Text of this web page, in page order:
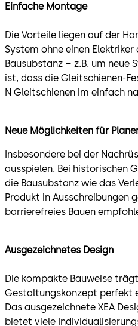
Einfache Montage
Die Vorteile liegen auf der
System ohne einen
Bausubstanz – z.B. um
ist, dass die Gleitschienen-
N Gleitschienen im einfach
Neue Möglichkeiten für
Insbesondere bei der
ausspielen. Bei historischen
die Bausubstanz wie das
Produkt in Ausschreibungen
barrierefreies Bauen
Ausgezeichnetes Design
Die kompakte Bauweise
Gestaltungskonzept perfekt
Das ausgezeichnete XEA
bietet viele